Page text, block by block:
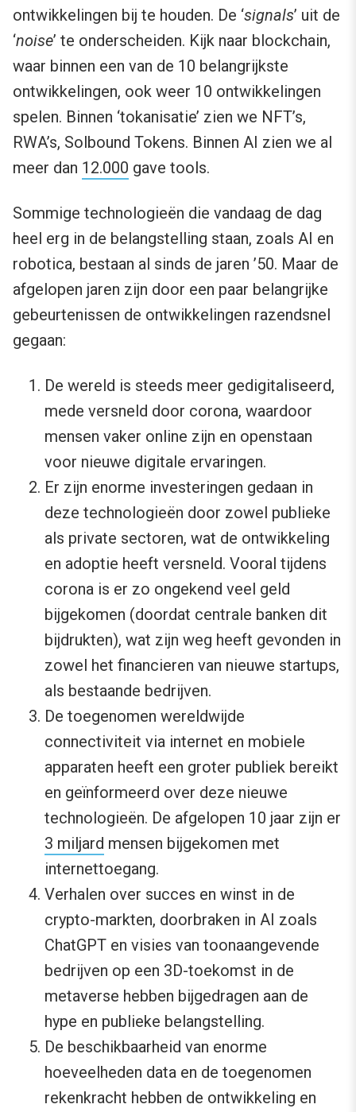
ontwikkelingen bij te houden. De ‘signals’ uit de
‘noise’ te onderscheiden. Kijk naar blockchain,
waar binnen een van de 10 belangrijkste
ontwikkelingen, ook weer 10 ontwikkelingen
spelen. Binnen ‘tokanisatie’ zien we NFT’s,
RWA’s, Solbound Tokens. Binnen AI zien we al
meer dan 12.000 gave tools.
Sommige technologieën die vandaag de dag
heel erg in de belangstelling staan, zoals AI en
robotica, bestaan al sinds de jaren ’50. Maar de
afgelopen jaren zijn door een paar belangrijke
gebeurtenissen de ontwikkelingen razendsnel
gegaan:
De wereld is steeds meer gedigitaliseerd,
mede versneld door corona, waardoor
mensen vaker online zijn en openstaan
voor nieuwe digitale ervaringen.
Er zijn enorme investeringen gedaan in
deze technologieën door zowel publieke
als private sectoren, wat de ontwikkeling
en adoptie heeft versneld. Vooral tijdens
corona is er zo ongekend veel geld
bijgekomen (doordat centrale banken dit
bijdrukten), wat zijn weg heeft gevonden in
zowel het financieren van nieuwe startups,
als bestaande bedrijven.
De toegenomen wereldwijde
connectiviteit via internet en mobiele
apparaten heeft een groter publiek bereikt
en geïnformeerd over deze nieuwe
technologieën. De afgelopen 10 jaar zijn er
3 miljard mensen bijgekomen met
internettoegang.
Verhalen over succes en winst in de
crypto-markten, doorbraken in AI zoals
ChatGPT en visies van toonaangevende
bedrijven op een 3D-toekomst in de
metaverse hebben bijgedragen aan de
hype en publieke belangstelling.
De beschikbaarheid van enorme
hoeveelheden data en de toegenomen
rekenkracht hebben de ontwikkeling en